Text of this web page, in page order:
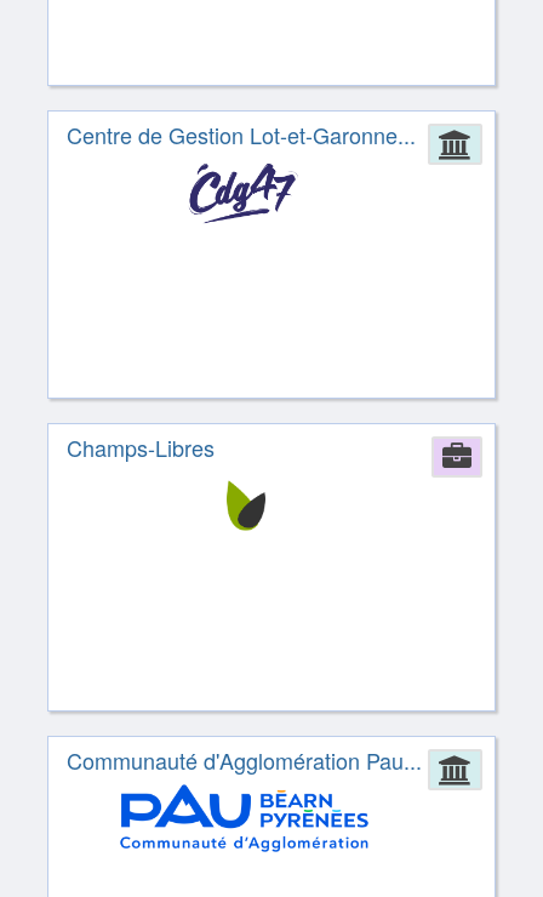
Centre de Gestion Lot-et-Garonne...
Champs-Libres
Communauté d'Agglomération Pau...